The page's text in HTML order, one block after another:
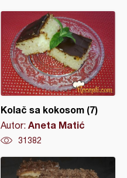
Kolač sa kokosom (7)
Autor: Aneta Matić
31382